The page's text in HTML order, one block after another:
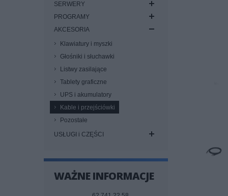
SERWERY
PROGRAMY
AKCESORIA
Klawiatury i myszki
Głośniki i słuchawki
Listwy zasilające
Tablety graficzne
UPS i akumulatory
Kable i przejściówki
Pozostałe
USŁUGI i CZĘŚCI
WAŻNE INFORMACJE